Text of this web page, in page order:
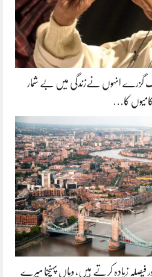
گزرے انہوں نےزندگی میں بے شمار
کا…
فیصلہ زیادہ کرتے ہیں، وہاں پہنچنا میرے